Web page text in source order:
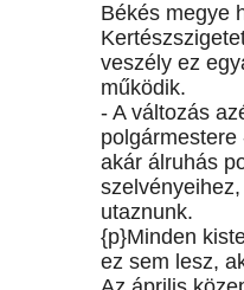
Békés megye
veszély ez
működik.
- A változás
akár álruhás
utaznunk.
{p}Minden
ez sem lesz,